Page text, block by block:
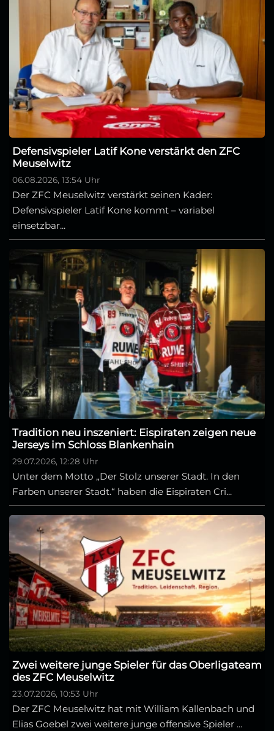
Defensivspieler Latif Kone verstärkt den ZFC
Meuselwitz
06.08.2026, 13:54 Uhr
Der ZFC Meuselwitz verstärkt seinen Kader:
Defensivspieler Latif Kone kommt – variabel
einsetzbar...
Tradition neu inszeniert: Eispiraten zeigen neue
Jerseys im Schloss Blankenhain
29.07.2026, 12:28 Uhr
Unter dem Motto „Der Stolz unserer Stadt. In den
Farben unserer Stadt.“ haben die Eispiraten Cri...
Zwei weitere junge Spieler für das Oberligateam
des ZFC Meuselwitz
23.07.2026, 10:53 Uhr
Der ZFC Meuselwitz hat mit William Kallenbach und
Elias Goebel zwei weitere junge offensive Spieler ...